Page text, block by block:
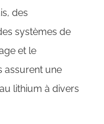
des
systèmes de
et le
assurent une
lithium à divers